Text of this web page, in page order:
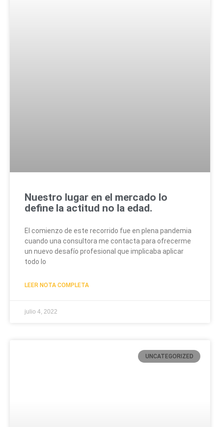
Nuestro lugar en el mercado lo
define la actitud no la edad.
El comienzo de este recorrido fue en plena pandemia
cuando una consultora me contacta para ofrecerme
un nuevo desafío profesional que implicaba aplicar
todo lo
LEER NOTA COMPLETA
julio 4, 2022
UNCATEGORIZED